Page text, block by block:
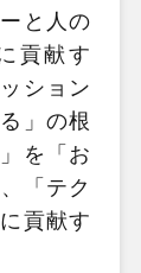
と人の
貢献す
ション
」の根
を「お
「テク
貢献す